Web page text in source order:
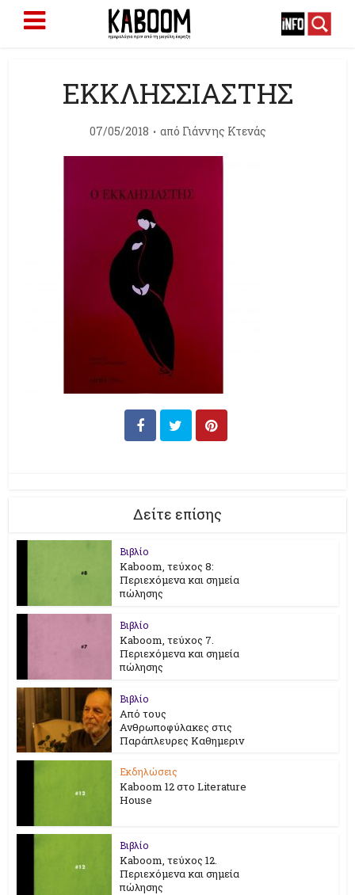
ΕΚΚΛΗΣΣΙΑΣΤΗΣ
07/05/2018 από Γιάννης Κτενάς
Δείτε επίσης
Βιβλίο
Kaboom, τεύχος 8:
Περιεχόμενα και σημεία
πώλησης
Βιβλίο
Kaboom, τεύχος 7.
Περιεχόμενα και σημεία
πώλησης
Βιβλίο
Από τους
Ανθρωποφύλακες στις
Παράπλευρες Καθημεριν
Εκδηλώσεις
Kaboom 12 στο Literature
House
Βιβλίο
Kaboom, τεύχος 12.
Περιεχόμενα και σημεία
πώλησης